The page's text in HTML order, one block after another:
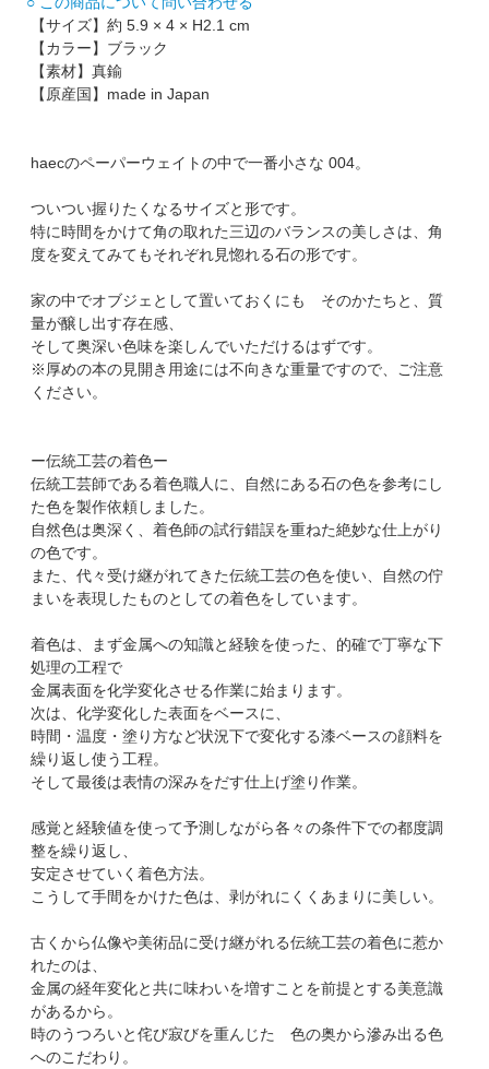
【サイズ】約 5.9 × 4 × H2.1 cm
【カラー】ブラック
【素材】真鍮
【原産国】made in Japan
haecのペーパーウェイトの中で一番小さな 004。
ついつい握りたくなるサイズと形です。
特に時間をかけて角の取れた三辺のバランスの美しさは、角
度を変えてみてもそれぞれ見惚れる石の形です。
家の中でオブジェとして置いておくにも そのかたちと、質
量が醸し出す存在感、
そして奥深い色味を楽しんでいただけるはずです。
※厚めの本の見開き用途には不向きな重量ですので、ご注意
ください。
ー伝統工芸の着色ー
伝統工芸師である着色職人に、自然にある石の色を参考にし
た色を製作依頼しました。
自然色は奥深く、着色師の試行錯誤を重ねた絶妙な仕上がり
の色です。
また、代々受け継がれてきた伝統工芸の色を使い、自然の佇
まいを表現したものとしての着色をしています。
着色は、まず金属への知識と経験を使った、的確で丁寧な下
処理の工程で
金属表面を化学変化させる作業に始まります。
次は、化学変化した表面をベースに、
時間・温度・塗り方など状況下で変化する漆ベースの顔料を
繰り返し使う工程。
そして最後は表情の深みをだす仕上げ塗り作業。
感覚と経験値を使って予測しながら各々の条件下での都度調
整を繰り返し、
安定させていく着色方法。
こうして手間をかけた色は、剥がれにくくあまりに美しい。
古くから仏像や美術品に受け継がれる伝統工芸の着色に惹か
れたのは、
金属の経年変化と共に味わいを増すことを前提とする美意識
があるから。
時のうつろいと侘び寂びを重んじた 色の奥から滲み出る色
へのこだわり。